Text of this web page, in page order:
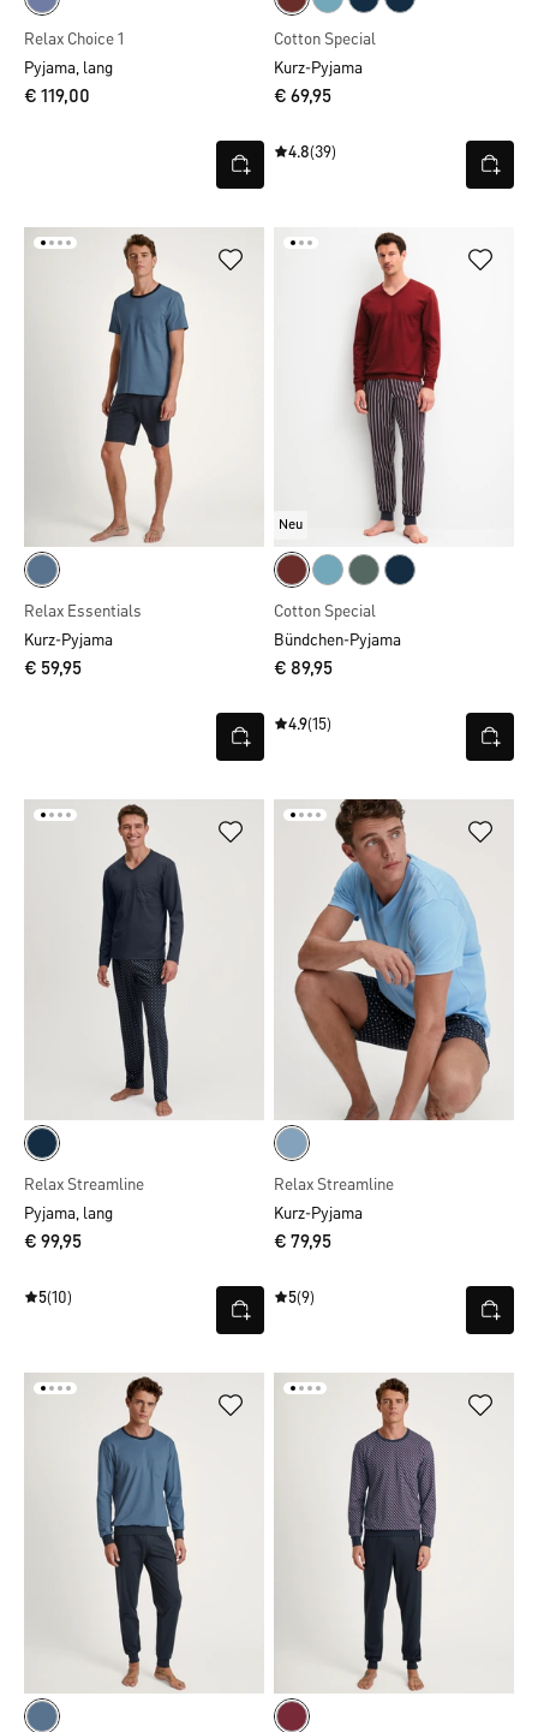
Relax Choice 1
Pyjama, lang
€ 119,00
Cotton Special
Kurz-Pyjama
€ 69,95
4.8(39)
Relax Essentials
Kurz-Pyjama
€ 59,95
Neu
Cotton Special
Bündchen-Pyjama
€ 89,95
4.9(15)
Relax Streamline
Pyjama, lang
€ 99,95
5(10)
Relax Streamline
Kurz-Pyjama
€ 79,95
5(9)